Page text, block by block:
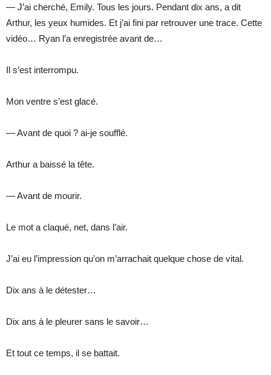
— J’ai cherché, Emily. Tous les jours. Pendant dix ans, a dit
Arthur, les yeux humides. Et j’ai fini par retrouver une trace. Cette
vidéo… Ryan l’a enregistrée avant de…
Il s’est interrompu.
Mon ventre s’est glacé.
— Avant de quoi ? ai-je soufflé.
Arthur a baissé la tête.
— Avant de mourir.
Le mot a claqué, net, dans l’air.
J’ai eu l’impression qu’on m’arrachait quelque chose de vital.
Dix ans à le détester…
Dix ans à le pleurer sans le savoir…
Et tout ce temps, il se battait.